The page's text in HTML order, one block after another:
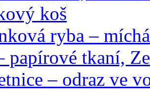
koš
ryba –
papírové tkaní,
– odraz ve